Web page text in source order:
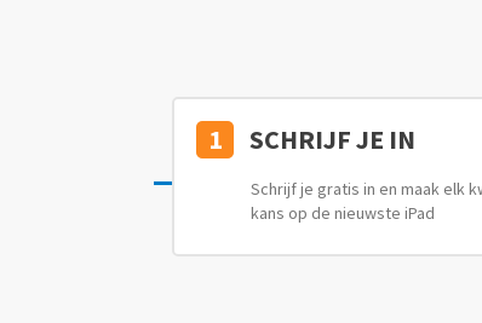
1 SCHRIJF JE IN
Schrijf je gratis in en maak elk
kans op de nieuwste iPad